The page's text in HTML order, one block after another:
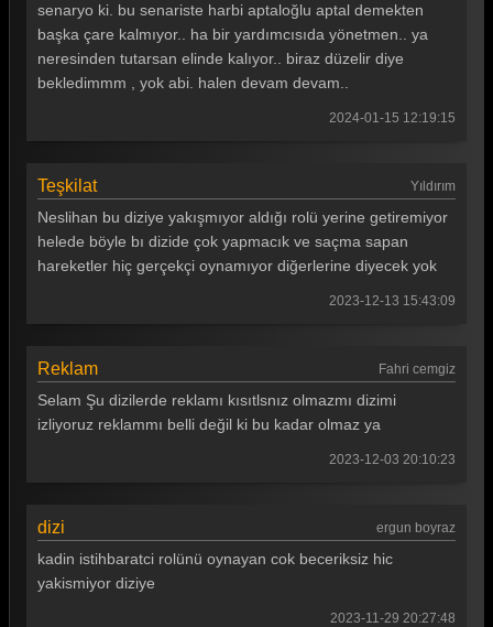
senaryo ki. bu senariste harbi aptaloğlu aptal demekten
başka çare kalmıyor.. ha bir yardımcısıda yönetmen.. ya
neresinden tutarsan elinde kalıyor.. biraz düzelir diye
bekledimmm , yok abi. halen devam devam..
2024-01-15 12:19:15
Teşkilat Yıldırım
Neslihan bu diziye yakışmıyor aldığı rolü yerine getiremiyor
helede böyle bı dizide çok yapmacık ve saçma sapan
hareketler hiç gerçekçi oynamıyor diğerlerine diyecek yok
2023-12-13 15:43:09
Reklam Fahri cemgiz
Selam Şu dizilerde reklamı kısıtlsnız olmazmı dizimi
izliyoruz reklammı belli değil ki bu kadar olmaz ya
2023-12-03 20:10:23
dizi ergun boyraz
kadin istihbaratci rolünü oynayan cok beceriksiz hic
yakismiyor diziye
2023-11-29 20:27:48